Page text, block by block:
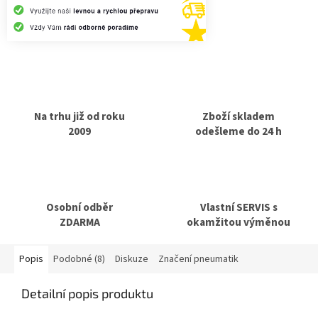
Na trhu již od roku
2009
Zboží skladem
odešleme do 24 h
Osobní odběr
ZDARMA
Vlastní SERVIS s
okamžitou výměnou
Popis Podobné (8) Diskuze Značení pneumatik
Detailní popis produktu